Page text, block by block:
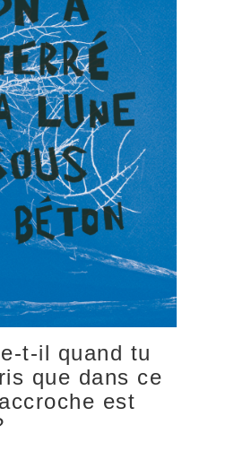
t-il quand tu
que dans ce
est